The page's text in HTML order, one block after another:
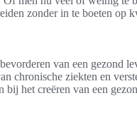
zonder in te boeten op
van een gezond
chronische ziekten en
het creëren van een